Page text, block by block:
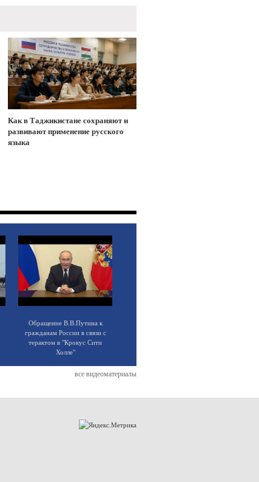
Как в Таджикистане сохраняют и
развивают применение русского
языка
Обращение В.В.Путина к
гражданам России в связи с
терактом в "Крокус Сити
Холле"
все видеоматериалы